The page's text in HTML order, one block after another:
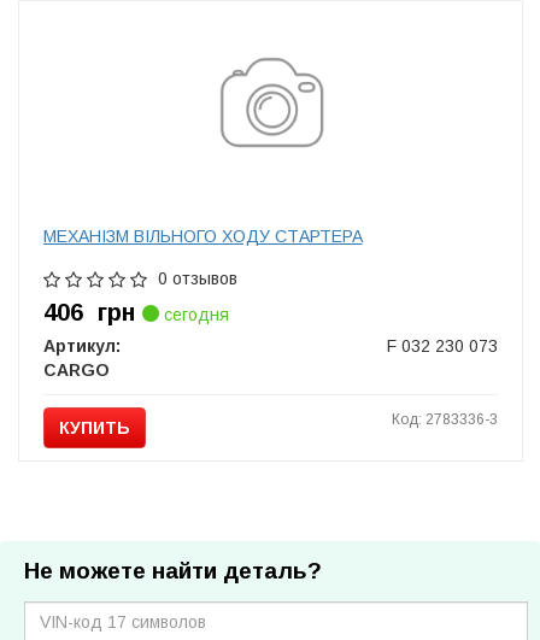
МЕХАНІЗМ ВІЛЬНОГО ХОДУ СТАРТЕРА
0 отзывов
406 грн
сегодня
Артикул:
F 032 230 073
CARGO
КУПИТЬ Код: 2783336-3
Не можете найти деталь?